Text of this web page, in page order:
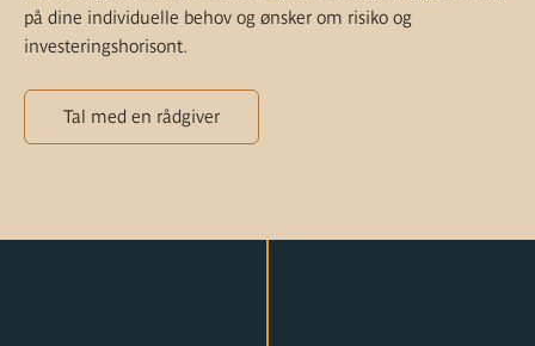
på dine individuelle behov og ønsker om risiko og
investeringshorisont.
Tal med en rådgiver